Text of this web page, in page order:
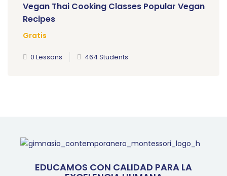
Vegan Thai Cooking Classes Popular Vegan
Recipes
Gratis
0 Lessons 464 Students
EDUCAMOS CON CALIDAD PARA LA